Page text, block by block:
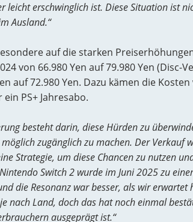
leicht erschwinglich ist. Diese Situation ist
Ausland.“
auf die starken
von 66.980 Yen auf 79.980 Yen (Disc-
auf 72.980 Yen. Dazu kämen die
PS+ Jahresabo.
besteht darin, diese Hürden zu
zugänglich zu machen. Der Verkauf
Strategie, um diese Chancen zu nutzen
Switch 2 wurde im Juni 2025 zu
die Resonanz war besser, als wir erwartet
nach Land, doch das hat noch einmal
ausgeprägt ist.“